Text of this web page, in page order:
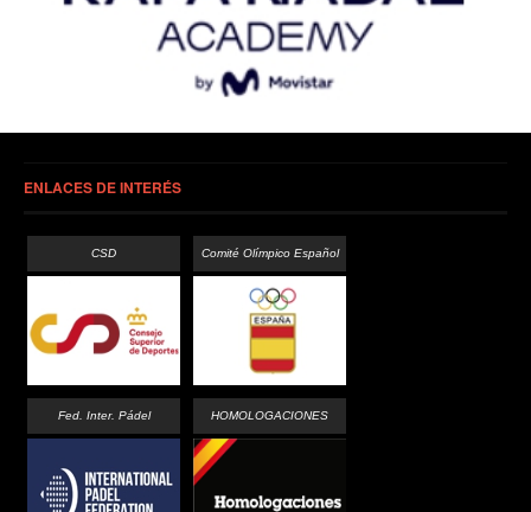
ENLACES DE INTERÉS
CSD Comité Olímpico Español
Fed. Inter. Pádel HOMOLOGACIONES